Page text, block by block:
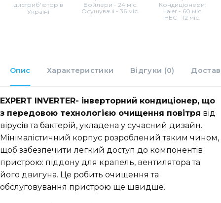
дистриб'ютор в
Україні
Бойлери - 24 міс.
Осушувачі - 36 міс.
Кондиціонери:
Haier - 60 міс.
HEC - 12 міс.
Опис Характеристики Відгуки (0)
EXPERT INVERTER- інверторний кондиціонер, що
з передовою технологією очищення повітря від
вірусів та бактерій, укладена у сучасний дизайн.
Мінімалістичний корпус розроблений таким чином,
щоб забезпечити легкий доступ до компонентів
пристрою: піддону для крапель, вентилятора та
його двигуна. Це робить очищення та
обслуговування пристрою ще швидше.